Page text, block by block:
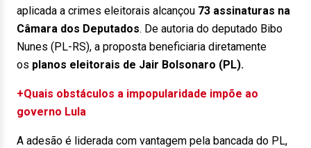
aplicada a crimes eleitorais alcançou 73 assinaturas na
Câmara dos Deputados. De autoria do deputado Bibo
Nunes (PL-RS), a proposta beneficiaria diretamente
os planos eleitorais de Jair Bolsonaro (PL).
+Quais obstáculos a impopularidade impõe ao
governo Lula
A adesão é liderada com vantagem pela bancada do PL,